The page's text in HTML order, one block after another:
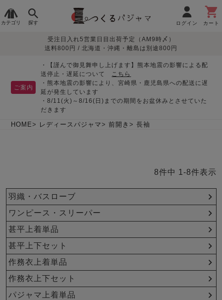
カテゴリ 探す ログイン カート
レディースパジャマ
春
生地で
さがす
オーガニック素材
サッカー/ちぢみ 楊
柳
起毛/フランネル
目的別で
さがす
敏感肌用
パジャマ
入院・介護
胸が目立たない
パジャマ
そろえたい
体型別におすすめパジ
ャマ
デザインで
さがす
羽織・バスロ
上着単品
夏パジャマ特集 つくるパジャマとは
について
会社概要
受注日入れ5営業日目出荷予定（AM9時〆）
送料800円 / 北海道・沖縄・離島は別途800円
ご案内
・【謹んで御見舞申し上げます】熊本地震の影響による配
送停止・遅延について こちら
・熊本地震の影響により、宮崎県・鹿児島県への配送に遅
延が発生しています
・8/11(火)～8/16(日)までの期間をお盆休みとさせていた
だきます
HOME レディースパジャマ 前開き 長袖
8件中 1 -8件表示
羽織・バスローブ
ワンピース・スリーパー
甚平上着単品
甚平上下セット
作務衣上着単品
作務衣上下セット
パジャマ上着単品